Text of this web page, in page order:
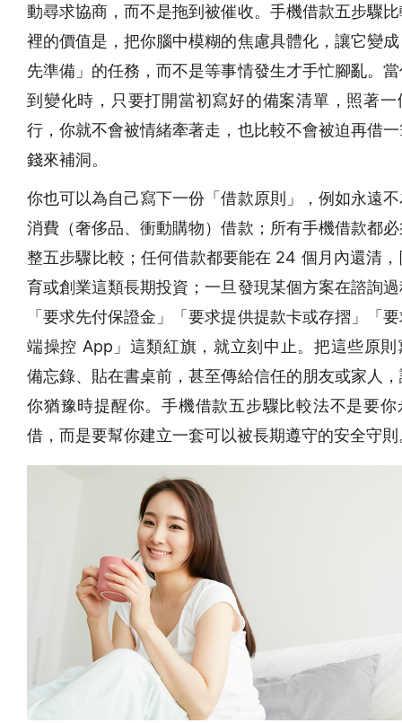
動尋求協商，而不是拖到被催收。手機借款五步驟
裡的價值是，把你腦中模糊的焦慮具體化，讓它變
先準備」的任務，而不是等事情發生才手忙腳亂。
到變化時，只要打開當初寫好的備案清單，照著一
行，你就不會被情緒牽著走，也比較不會被迫再借
錢來補洞。
你也可以為自己寫下一份「借款原則」，例如永遠
消費（奢侈品、衝動購物）借款；所有手機借款都
整五步驟比較；任何借款都要能在 24 個月內還清
育或創業這類長期投資；一旦發現某個方案在諮詢
「要求先付保證金」「要求提供提款卡或存摺」「
端操控 App」這類紅旗，就立刻中止。把這些原則
備忘錄、貼在書桌前，甚至傳給信任的朋友或家人
你猶豫時提醒你。手機借款五步驟比較法不是要你
借，而是要幫你建立一套可以被長期遵守的安全守則